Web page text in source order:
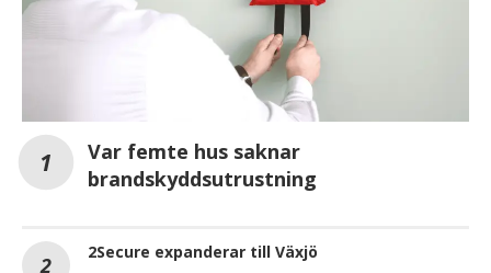
Var femte hus saknar
brandskyddsutrustning
2Secure expanderar till Växjö